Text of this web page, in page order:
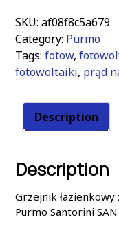
SKU: af08f8c5a679
Category: Purmo
Tags: fotow,
fotowoltaiki, prąd
Description
Description
Grzejnik łazienkowy
Purmo Santorini